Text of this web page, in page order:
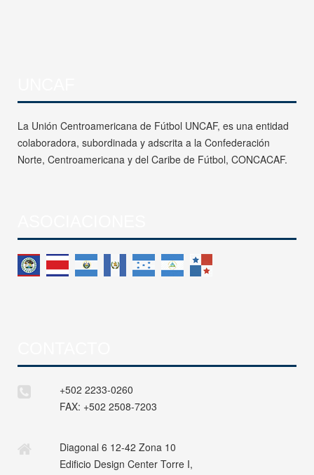
La Unión Centroamericana de Fútbol UNCAF, es una entidad
colaboradora, subordinada y adscrita a la Confederación
Norte, Centroamericana y del Caribe de Fútbol, CONCACAF.
+502 2233-0260
FAX: +502 2508-7203
Diagonal 6 12-42 Zona 10
Edificio Design Center Torre I,